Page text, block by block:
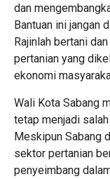
dan
Bantuan ini jangan
Rajinlah bertani
pertanian yang
ekonomi
Wali Kota Sabang
tetap menjadi
Meskipun Sabang
sektor pertanian
penyeimbang